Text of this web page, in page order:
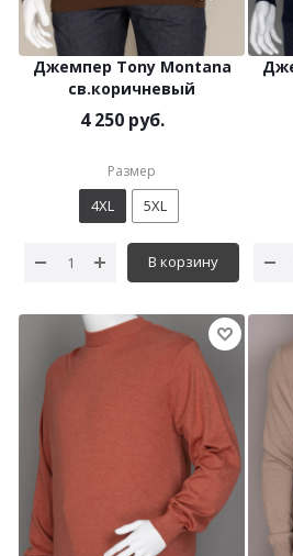
Джемпер Tony Montana
св.коричневый
4 250 руб.
Размер
4XL 5XL
В корзину